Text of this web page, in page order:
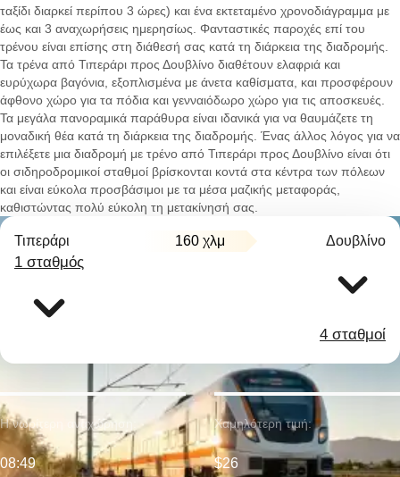
ταξίδι διαρκεί περίπου 3 ώρες) και ένα εκτεταμένο χρονοδιάγραμμα με
έως και 3 αναχωρήσεις ημερησίως. Φανταστικές παροχές επί του
τρένου είναι επίσης στη διάθεσή σας κατά τη διάρκεια της διαδρομής.
Τα τρένα από Τιπεράρι προς Δουβλίνο διαθέτουν ελαφριά και
ευρύχωρα βαγόνια, εξοπλισμένα με άνετα καθίσματα, και προσφέρουν
άφθονο χώρο για τα πόδια και γενναιόδωρο χώρο για τις αποσκευές.
Τα μεγάλα πανοραμικά παράθυρα είναι ιδανικά για να θαυμάζετε τη
μοναδική θέα κατά τη διάρκεια της διαδρομής. Ένας άλλος λόγος για να
επιλέξετε μια διαδρομή με τρένο από Τιπεράρι προς Δουβλίνο είναι ότι
οι σιδηροδρομικοί σταθμοί βρίσκονται κοντά στα κέντρα των πόλεων
και είναι εύκολα προσβάσιμοι με τα μέσα μαζικής μεταφοράς,
καθιστώντας πολύ εύκολη τη μετακίνησή σας.
Τιπεράρι 160 χλμ Δουβλίνο
1 σταθμός
4 σταθμοί
Η νωρίτερη αναχώρηση:
08:49
Χαμηλότερη τιμή:
$26